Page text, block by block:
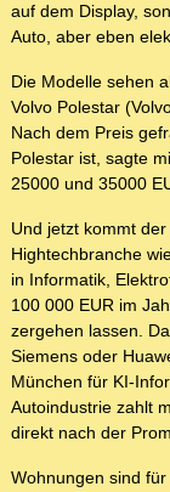
auf dem Display,
Auto, aber eben
Die Modelle sehen
Volvo Polestar
Nach dem Preis
Polestar ist, sagte
25000 und 35000
Und jetzt kommt
Hightechbranche
in Informatik,
100 000 EUR im
zergehen lassen.
Siemens oder
München für KI-
Autoindustrie zahlt
direkt nach der
Wohnungen sind